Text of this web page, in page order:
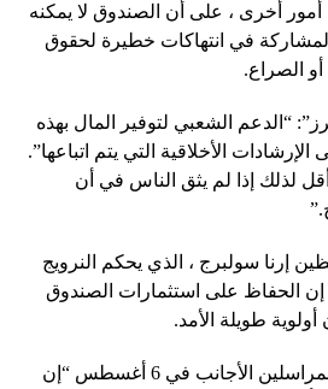
أخرى ، على أن الصندوق لا يمكنه
في انتهاكات خطيرة لحقوق
الصراع.
“الدعم الشعبي لتوفير المال بهذه
الأخلاقية التي يتم اتباعها”.
لذلك إذا لم يثق الناس في أن
إرنا سولبرج ، الذي يحكم النرويج
عامي 2013 و 2021 ، إن الحفاظ على استثمارات الصندوق
طويلة الأمد.
وقالت لعقد اجتماع مع المراسلين الأجانب في 6 أغسطس “إن